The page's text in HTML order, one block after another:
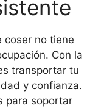
coser no tiene
Con la
transportar tu
y confianza.
para soportar